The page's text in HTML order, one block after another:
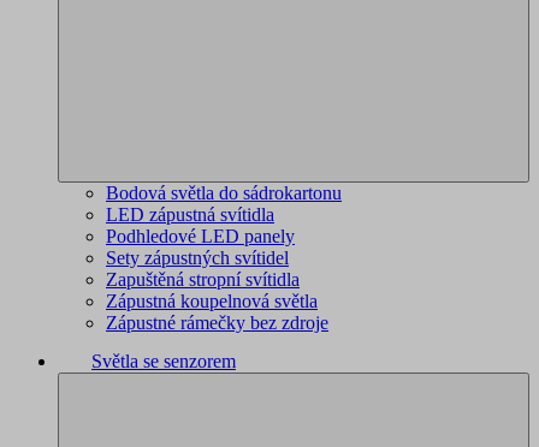
Bodová světla do sádrokartonu
LED zápustná svítidla
Podhledové LED panely
Sety zápustných svítidel
Zapuštěná stropní svítidla
Zápustná koupelnová světla
Zápustné rámečky bez zdroje
Světla se senzorem